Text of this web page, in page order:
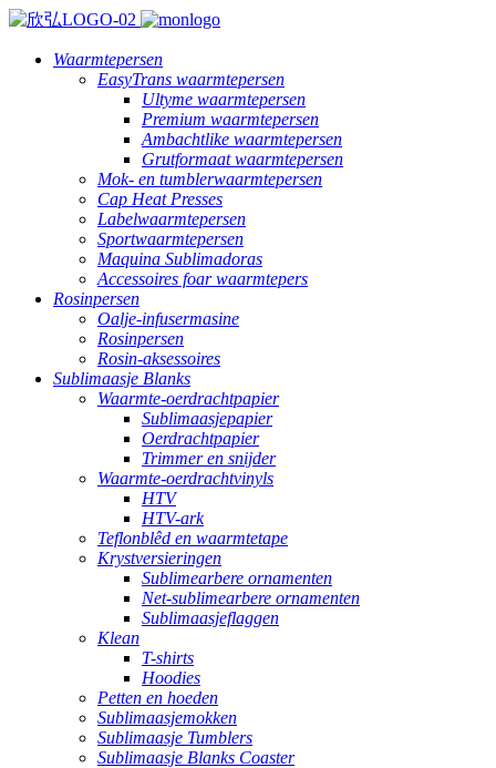
Waarmtepersen
EasyTrans waarmtepersen
Ultyme waarmtepersen
Premium waarmtepersen
Ambachtlike waarmtepersen
Grutformaat waarmtepersen
Mok- en tumblerwaarmtepersen
Cap Heat Presses
Labelwaarmtepersen
Sportwaarmtepersen
Maquina Sublimadoras
Accessoires foar waarmtepers
Rosinpersen
Oalje-infusermasine
Rosinpersen
Rosin-aksessoires
Sublimaasje Blanks
Waarmte-oerdrachtpapier
Sublimaasjepapier
Oerdrachtpapier
Trimmer en snijder
Waarmte-oerdrachtvinyls
HTV
HTV-ark
Teflonblêd en waarmtetape
Krystversieringen
Sublimearbere ornamenten
Net-sublimearbere ornamenten
Sublimaasjeflaggen
Klean
T-shirts
Hoodies
Petten en hoeden
Sublimaasjemokken
Sublimaasje Tumblers
Sublimaasje Blanks Coaster